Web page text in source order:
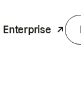
Enterprise